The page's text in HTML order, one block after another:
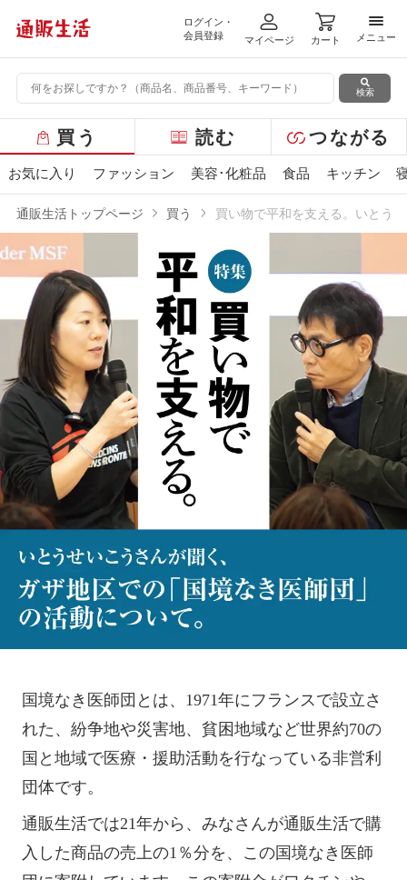
ログイン・
会員登録
マイページ カート
メニ
メニュー
検索
ー
バ
ニ
ュ
ー
買う 読む つながる
お気に入り ファッション 美容･化粧品 食品 キッチン
通販生活トップページ 買う 買い物で平和を支える。いとう
国境なき医師団とは、1971年にフランスで設立さ
れた、紛争地や災害地、貧困地域など世界約70の
国と地域で医療・援助活動を行なっている非営利
団体です。
通販生活では21年から、みなさんが通販生活で購
入した商品の売上の1％分を、この国境なき医師